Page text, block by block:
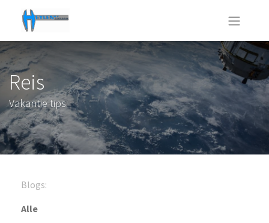
Reis
Vakantie tips
Blogs:
Alle